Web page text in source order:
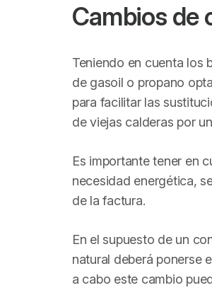
Cambios de
Teniendo en cuenta los
de gasoil o propano
para facilitar las
de viejas calderas por
Es importante tener en
necesidad energética,
de la factura.
En el supuesto de un
natural deberá ponerse
a cabo este cambio